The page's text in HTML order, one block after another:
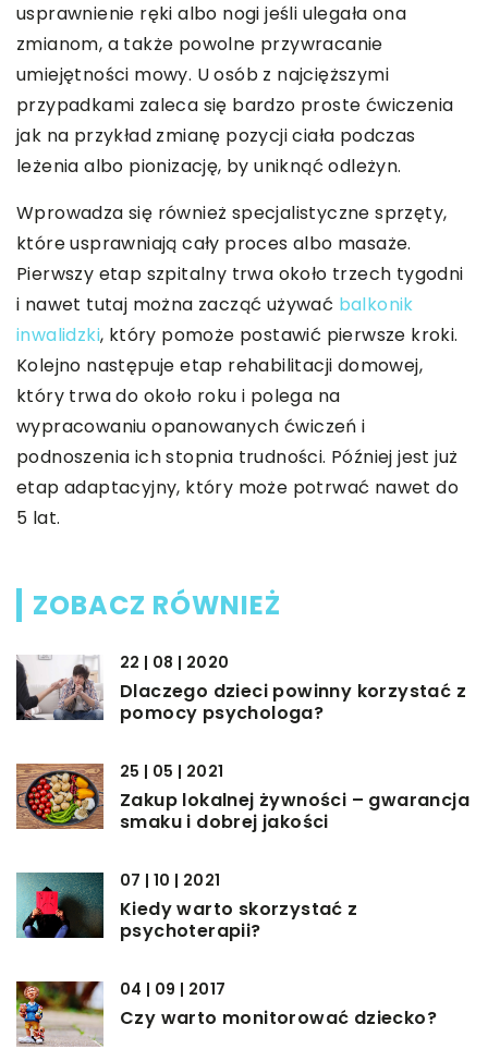
usprawnienie ręki albo nogi jeśli ulegała ona
zmianom, a także powolne przywracanie
umiejętności mowy. U osób z najcięższymi
przypadkami zaleca się bardzo proste ćwiczenia
jak na przykład zmianę pozycji ciała podczas
leżenia albo pionizację, by uniknąć odleżyn.
Wprowadza się również specjalistyczne sprzęty,
które usprawniają cały proces albo masaże.
Pierwszy etap szpitalny trwa około trzech tygodni
i nawet tutaj można zacząć używać balkonik
inwalidzki, który pomoże postawić pierwsze kroki.
Kolejno następuje etap rehabilitacji domowej,
który trwa do około roku i polega na
wypracowaniu opanowanych ćwiczeń i
podnoszenia ich stopnia trudności. Później jest już
etap adaptacyjny, który może potrwać nawet do
5 lat.
ZOBACZ RÓWNIEŻ
22 | 08 | 2020
Dlaczego dzieci powinny korzystać z
pomocy psychologa?
25 | 05 | 2021
Zakup lokalnej żywności – gwarancja
smaku i dobrej jakości
07 | 10 | 2021
Kiedy warto skorzystać z
psychoterapii?
04 | 09 | 2017
Czy warto monitorować dziecko?